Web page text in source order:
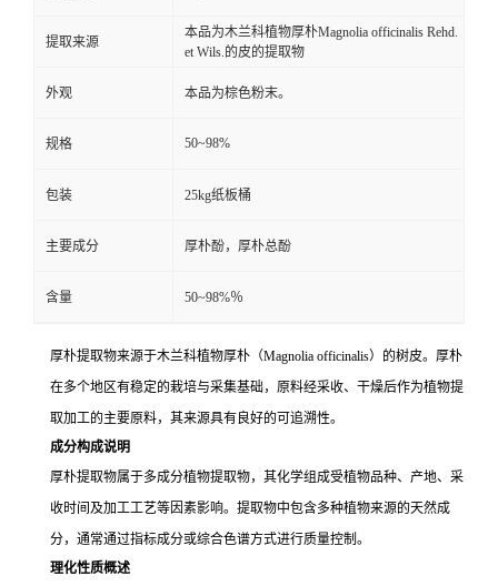
提取来源
本品为木兰科植物厚朴Magnolia officinalis Rehd.
et Wils.的皮的提取物
外观 本品为棕色粉末。
规格 50~98%
包装 25kg纸板桶
主要成分 厚朴酚，厚朴总酚
含量 50~98%％
厚朴提取物来源于木兰科植物厚朴（Magnolia officinalis）的树皮。厚朴
在多个地区有稳定的栽培与采集基础，原料经采收、干燥后作为植物提
取加工的主要原料，其来源具有良好的可追溯性。
成分构成说明
厚朴提取物属于多成分植物提取物，其化学组成受植物品种、产地、采
收时间及加工工艺等因素影响。提取物中包含多种植物来源的天然成
分，通常通过指标成分或综合色谱方式进行质量控制。
理化性质概述